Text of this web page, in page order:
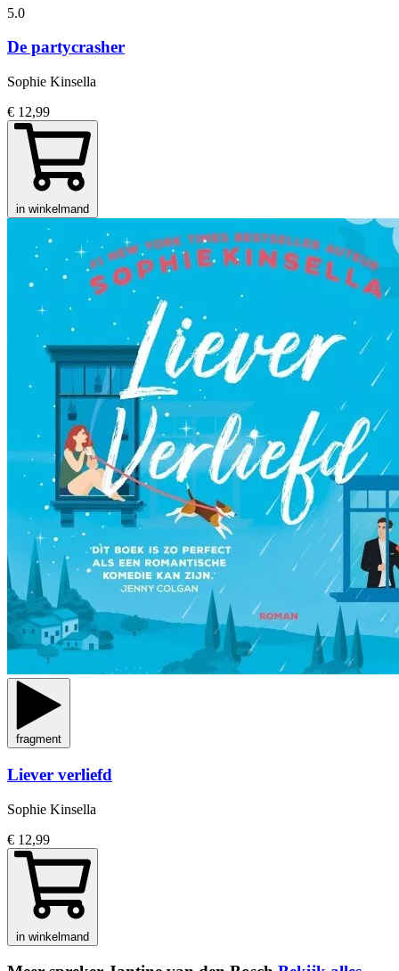
5.0
De partycrasher
Sophie Kinsella
€ 12,99
in winkelmand
fragment
Liever verliefd
Sophie Kinsella
€ 12,99
in winkelmand